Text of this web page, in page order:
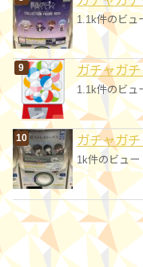
1.1k件のビュ
ガチャガ
1.1k件のビュ
ガチャガ
1k件のビュー